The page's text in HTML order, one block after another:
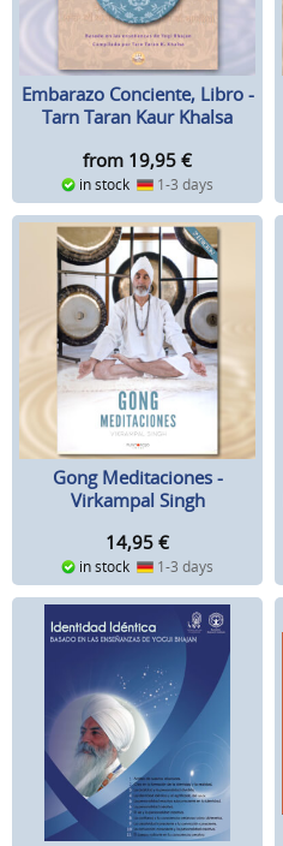
Embarazo Conciente, Libro -
Tarn Taran Kaur Khalsa
from 19,95 €
in stock 1-3 days
Gong Meditaciones -
Virkampal Singh
14,95 €
in stock 1-3 days